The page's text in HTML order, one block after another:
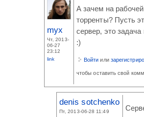
myx
Чт, 2013-
06-27
23:12
link
А зачем на
торренты? Пусть
сервер, это задача
:)
Войти или
чтобы оставить свой
denis sotchenko
Пт, 2013-06-28 11:49